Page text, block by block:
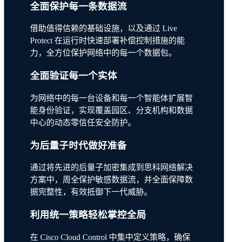
全面保护每一条数据流
借助值得信赖的基础设施，以及通过 Live
Protect 在运行时快速部署补偿控制措施的能
力，全方位保护网络中的每一个数据包。
全面验证每一个实体
为网络中的每一台设备和每一个智能体扩展智
能身份验证，实现覆盖园区、分支机构和数据
中心的动态零信任安全防护。
为后量子时代做好准备
通过将先进的后量子加密集成到思科网络解决
方案中，周全保护敏感数据流，并全面保障数
据完整性，有效抵御下一代威胁。
利用统一策略轻松掌控全局
在 Cisco Cloud Control 中集中定义策略，确保